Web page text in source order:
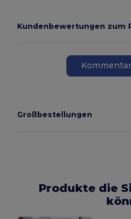
Kundenbewertungen zum
Großbestellungen
Produkte die